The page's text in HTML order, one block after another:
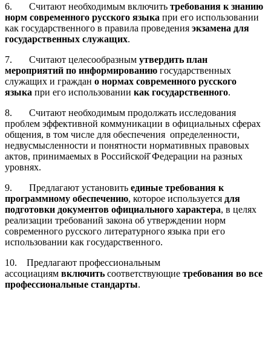
6.
Считают необходимым включить требования к знанию
норм современного русского языка при его использовании
как государственного в правила проведения экзамена для
государственных служащих.
7.
Считают целесообразным утвердить план
мероприятий по информированию государственных
служащих и граждан о нормах современного русского
языка при его использовании как государственного.
8.
Считают необходимым продолжать исследования
проблем эффективной коммуникации в официальных сферах
общения, в том числе для обеспечения определенности,
недвусмысленности и понятности нормативных правовых
актов, принимаемых в Российской̆ Федерации на разных
уровнях.
9.
Предлагают установить единые требования к
программному обеспечению, которое используется для
подготовки документов официального характера, в целях
реализации требований закона об утверждении норм
современного русского литературного языка при его
использовании как государственного.
10.
Предлагают профессиональным
ассоциациям включить соответствующие требования во все
профессиональные стандарты.